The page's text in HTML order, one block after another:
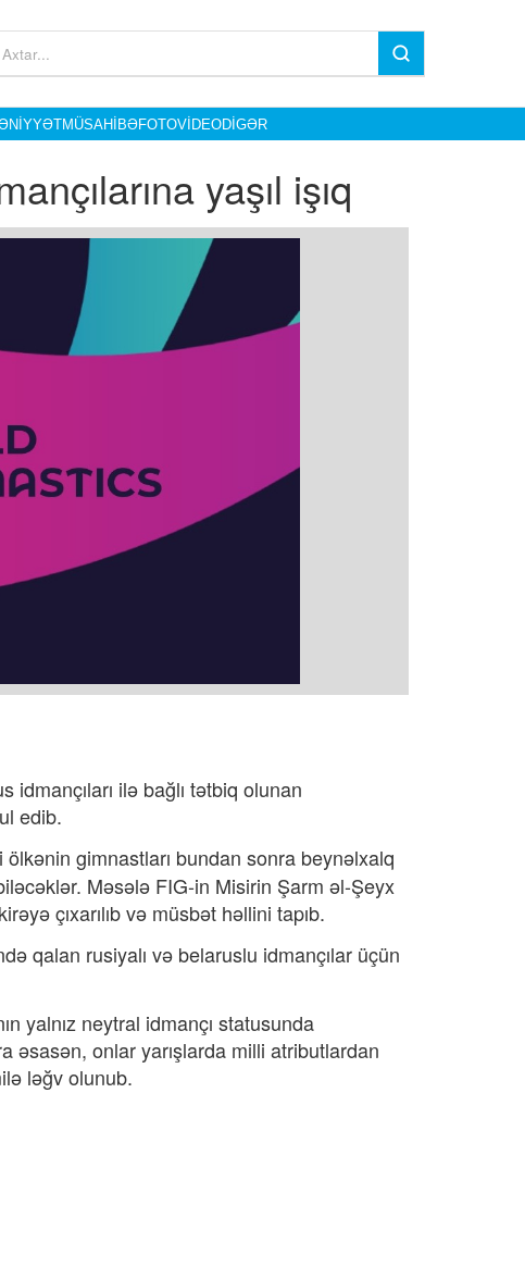
MÜSAHIBƏFOTOVIDEODIGƏR
yaşıl işıq
ilə bağlı tətbiq olunan
edib.
gimnastları bundan sonra beynəlxalq
Məsələ FIG-in Misirin Şarm əl-Şeyx
çıxarılıb və müsbət həllini tapıb.
qalan rusiyalı və belaruslu idmançılar üçün
yalnız neytral idmançı statusunda
əsasən, onlar yarışlarda milli atributlardan
ləğv olunub.